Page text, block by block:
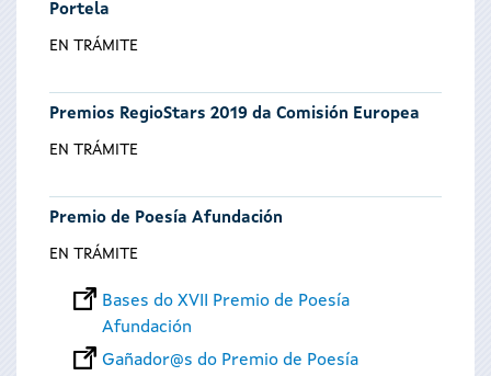
Portela
EN TRÁMITE
Premios RegioStars 2019 da Comisión Europea
EN TRÁMITE
Premio de Poesía Afundación
EN TRÁMITE
Bases do XVII Premio de Poesía
Afundación
Gañador@s do Premio de Poesía